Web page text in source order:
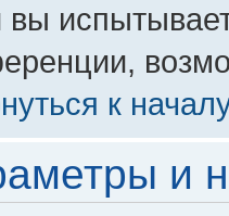
вы
к
и